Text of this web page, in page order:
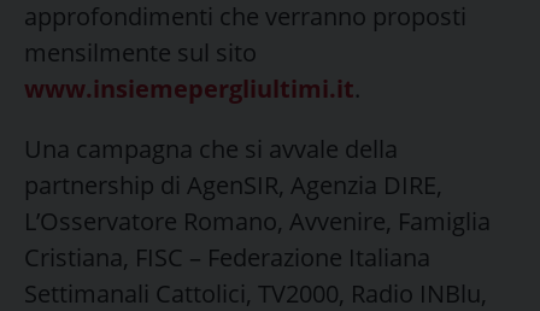
approfondimenti che verranno proposti
mensilmente sul sito
www.insiemepergliultimi.it.
Una campagna che si avvale della
partnership di AgenSIR, Agenzia DIRE,
L’Osservatore Romano, Avvenire, Famiglia
Cristiana, FISC – Federazione Italiana
Settimanali Cattolici, TV2000, Radio INBlu,